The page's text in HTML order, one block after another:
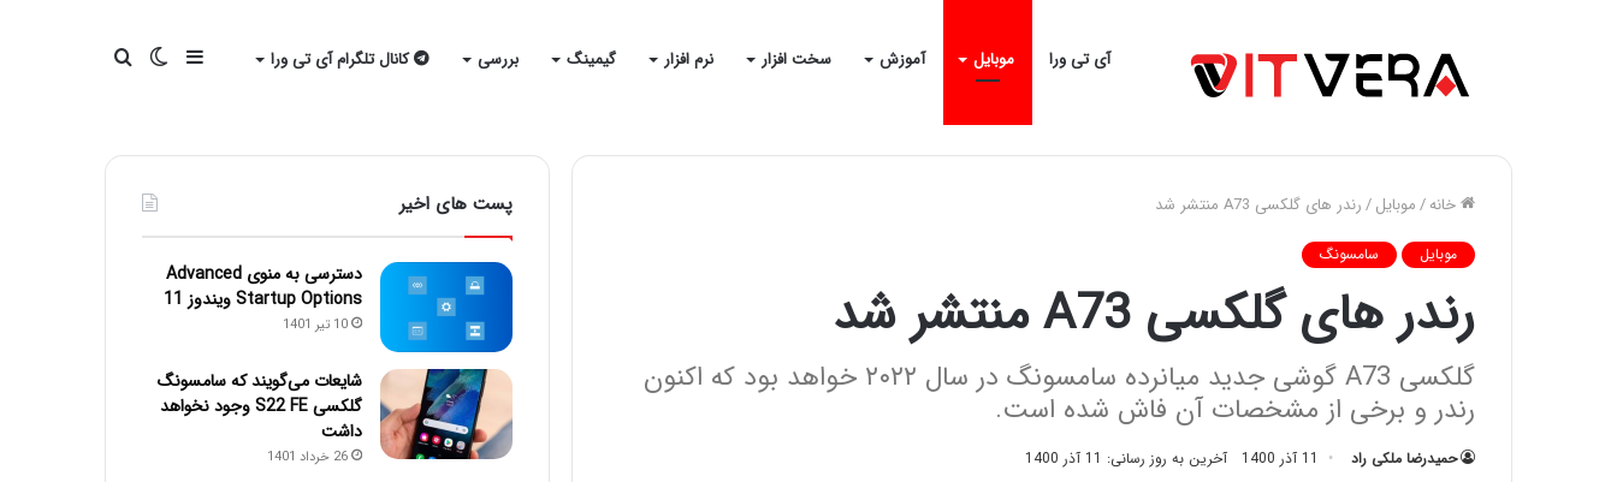
آی تی ورا موبایل آموزش سخت افزار نرم افزار گیمینگ بررسی کانال تلگرام آی تی ورا تغییرسایدبار
خانه/موبایل/رندر‌ های گلکسی A73 منتشر شد
موبایل سامسونگ
رندر‌ های گلکسی A73 منتشر شد
گلکسی A73 گوشی جدید میانرده سامسونگ در سال ۲۰۲۲ خواهد بود که اکنون
رندر و برخی از مشخصات آن فاش شده است.
حمیدرضا ملکی راد 11 آذر 1400 آخرین به روز رسانی: 11 آذر 1400
پست های اخیر
دسترسی به منوی Advanced
Startup Options ویندوز 11
10 تیر 1401
شایعات می‌گویند که سامسونگ
گلکسی S22 FE وجود نخواهد
داشت
26 خرداد 1401